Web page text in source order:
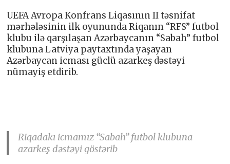
UEFA Avropa Konfrans Liqasının II təsnifat
mərhələsinin ilk oyununda Riqanın “RFS” futbol
klubu ilə qarşılaşan Azərbaycanın “Sabah” futbol
klubuna Latviya paytaxtında yaşayan
Azərbaycan icması güclü azarkeş dəstəyi
nümayiş etdirib.
Riqadakı icmamız “Sabah” futbol klubuna
azarkeş dəstəyi göstərib